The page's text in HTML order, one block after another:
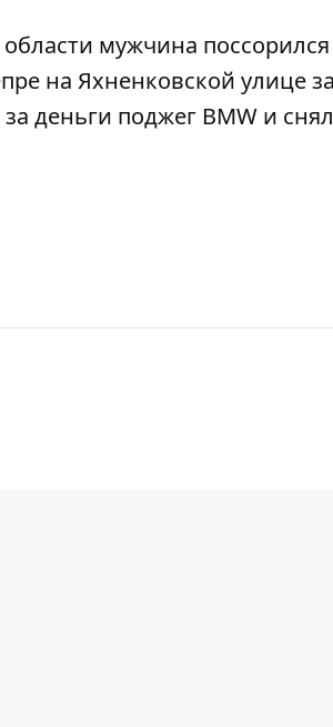
мужчина
на Яхненковской улице
деньги поджег BMW и